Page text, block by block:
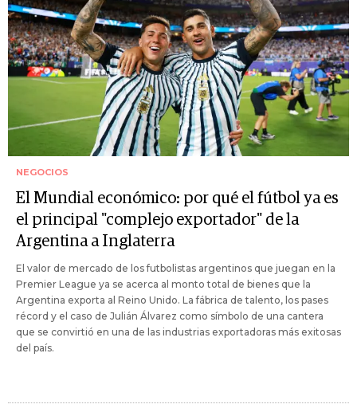
NEGOCIOS
El Mundial económico: por qué el fútbol ya es
el principal "complejo exportador" de la
Argentina a Inglaterra
El valor de mercado de los futbolistas argentinos que juegan en la
Premier League ya se acerca al monto total de bienes que la
Argentina exporta al Reino Unido. La fábrica de talento, los pases
récord y el caso de Julián Álvarez como símbolo de una cantera
que se convirtió en una de las industrias exportadoras más exitosas
del país.